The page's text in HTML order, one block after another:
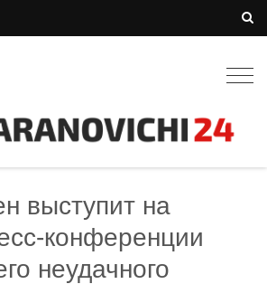
выступит на
конференции
неудачного